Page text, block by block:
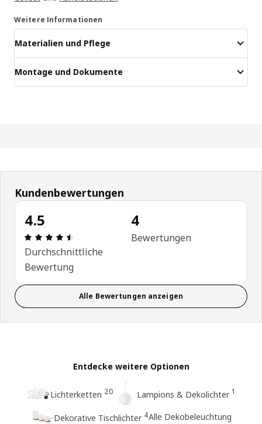
Weitere Informationen
Materialien und Pflege
Montage und Dokumente
Kundenbewertungen
4.5
Bewertung: 4.5 von 5 Sterne Anzahl der
Durchschnittliche
Bewertung
4
Bewertungen
Alle Bewertungen anzeigen
Entdecke weitere Optionen
Lichterketten 20 Lampions & Dekolichter 1
Dekorative Tischlichter 4Alle Dekobeleuchtung